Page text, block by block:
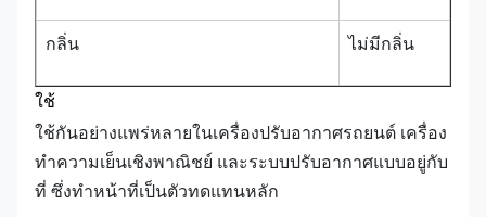
กลิ่น ไม่มีกลิ่น
ใช้
ใช้กันอย่างแพร่หลายในเครื่องปรับอากาศรถยนต์ เครื่อง
ทำความเย็นเชิงพาณิชย์ และระบบปรับอากาศแบบอยู่กับ
ที่ ซึ่งทำหน้าที่เป็นตัวทดแทนหลัก